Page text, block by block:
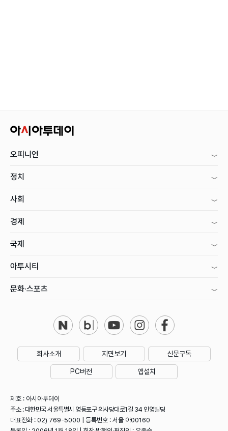
오피니언
정치
사회
경제
국제
아투시티
문화·스포츠
회사소개 지면보기 신문구독
PC버전 앱설치
제호 : 아시아투데이
주소 : 대한민국 서울특별시 영등포구 의사당대로1길 34 인영빌딩
대표전화 : 02) 769-5000 | 등록번호 : 서울 아00160